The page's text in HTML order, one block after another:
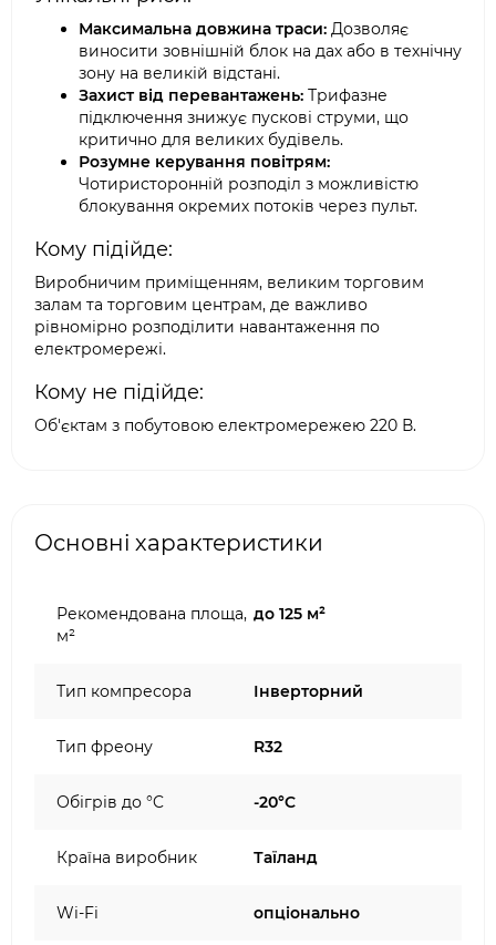
Максимальна довжина траси: Дозволяє
виносити зовнішній блок на дах або в технічну
зону на великій відстані.
Захист від перевантажень: Трифазне
підключення знижує пускові струми, що
критично для великих будівель.
Розумне керування повітрям:
Чотиристоронній розподіл з можливістю
блокування окремих потоків через пульт.
Кому підійде:
Виробничим приміщенням, великим торговим
залам та торговим центрам, де важливо
рівномірно розподілити навантаження по
електромережі.
Кому не підійде:
Об'єктам з побутовою електромережею 220 В.
Основні характеристики
Рекомендована площа,
м²
до 125 м²
Тип компресора Інверторний
Тип фреону R32
Обігрів до °C -20°C
Країна виробник Таїланд
Wi-Fi опціонально